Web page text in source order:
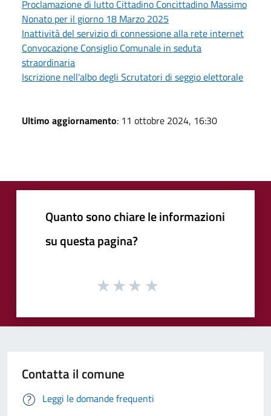
Proclamazione di lutto Cittadino Concittadino Massimo
Nonato per il giorno 18 Marzo 2025
Inattività del servizio di connessione alla rete internet
Convocazione Consiglio Comunale in seduta
straordinaria
Iscrizione nell'albo degli Scrutatori di seggio elettorale
Ultimo aggiornamento: 11 ottobre 2024, 16:30
Quanto sono chiare le informazioni
su questa pagina?
Contatta il comune
Leggi le domande frequenti